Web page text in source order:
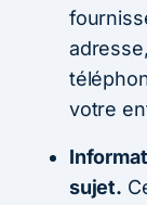
votre
sujet.